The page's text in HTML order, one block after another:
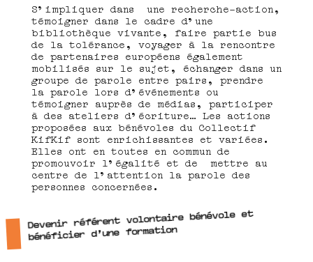
S’impliquer dans une recherche-action,
témoigner dans le cadre d’une
bibliothèque vivante, faire partie bus
de la tolérance, voyager à la rencontre
de partenaires européens également
mobilisés sur le sujet, échanger dans un
groupe de parole entre pairs, prendre
la parole lors d’événements ou
témoigner auprès de médias, participer
à des ateliers d’écriture… Les actions
proposées aux bénévoles du Collectif
KifKif sont enrichissantes et variées.
Elles ont en toutes en commun de
promouvoir l’égalité et de mettre au
centre de l’attention la parole des
personnes concernées.
Devenir référent volontaire bénévole et
bénéficier d’une formation